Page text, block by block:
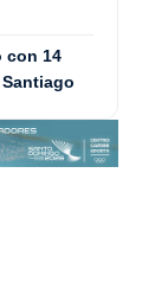
con 14